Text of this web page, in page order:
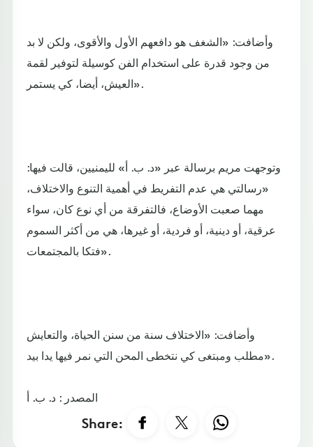
وأضافت: «الشغف هو دافعهم الأول والأقوى، ولكن لا بد
من وجود قدرة على استخدام الفن كوسيلة لتوفير لقمة
العيش، أيضا، كي يستمر».
وتوجهت مريم برسالة عبر «د. ب. أ» لليمنيين، قالت فيها:
«رسالتي هي عدم التفريط في أهمية التنوع والاختلاف،
مهما صعبت الأوضاع، فالتفرقة من أي نوع كان، سواء
عرقية، أو دينية، أو فردية، أو غيرها، هي من أكثر السموم
فتكا بالمجتمعات».
وأضافت: «الاختلاف سنة من سنن الحياة، والتعايش
مطلب ومبتغى كي نتخطى المحن التي نمر فيها يدا بيد».
المصدر : د. ب. أ
Share: